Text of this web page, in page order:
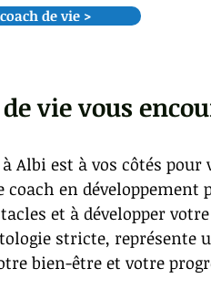
de vie >
vie vous
Albi est à vos côtés
coach en
et à développer
stricte, représente
bien-être et votre